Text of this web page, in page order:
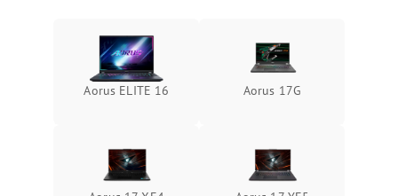
оперативной памяти:
вылеты приложений,
синие экраны
Подробнее →
Aorus ELITE 16 Aorus 17G